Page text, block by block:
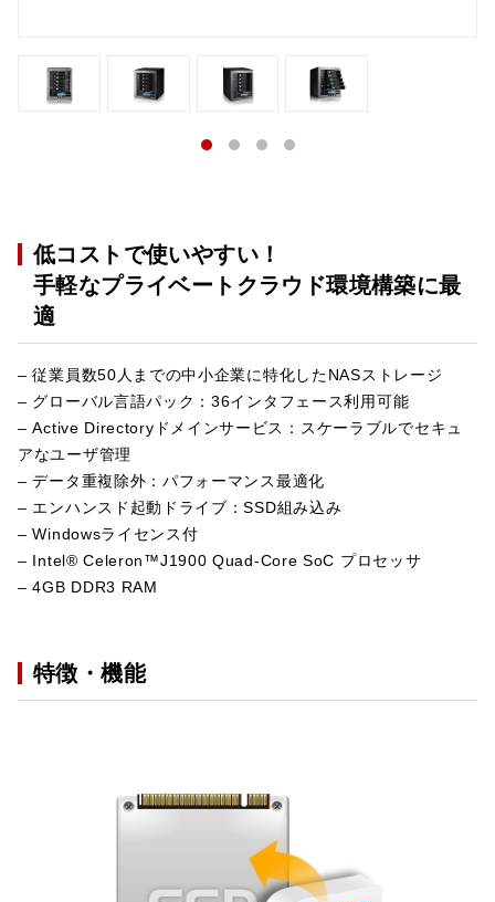
低コストで使いやすい！
手軽なプライベートクラウド環境構築に最
適
– 従業員数50人までの中小企業に特化したNASストレージ
– グローバル言語パック：36インタフェース利用可能
– Active Directoryドメインサービス：スケーラブルでセキュ
アなユーザ管理
– データ重複除外：パフォーマンス最適化
– エンハンスド起動ドライブ：SSD組み込み
– Windowsライセンス付
– Intel® Celeron™J1900 Quad-Core SoC プロセッサ
– 4GB DDR3 RAM
特徴・機能